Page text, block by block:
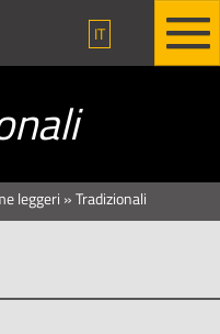
IT
leggeri »Tradizionali